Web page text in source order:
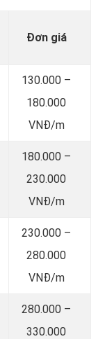
Đơn giá
130.000 –
180.000
VNĐ/m
180.000 –
230.000
VNĐ/m
230.000 –
280.000
VNĐ/m
280.000 –
330.000